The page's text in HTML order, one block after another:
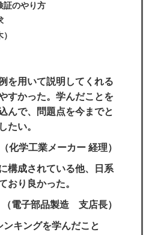
のやり方
を用いて説明してくれる
すかった。学んだことを
んで、問題点を今までと
たい。
（化学工業メーカー 経理）
構成されている他、日系
おり良かった。
（電子部品製造 支店長）
キングを学んだこと